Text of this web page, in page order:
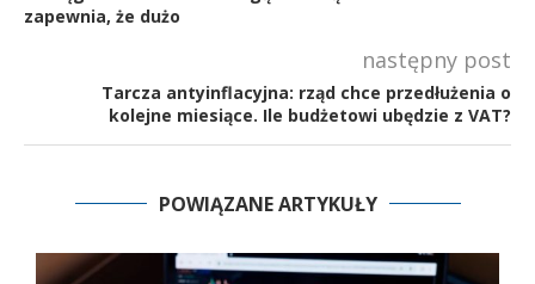
zapewnia, że dużo
następny post
Tarcza antyinflacyjna: rząd chce przedłużenia o
kolejne miesiące. Ile budżetowi ubędzie z VAT?
POWIĄZANE ARTYKUŁY